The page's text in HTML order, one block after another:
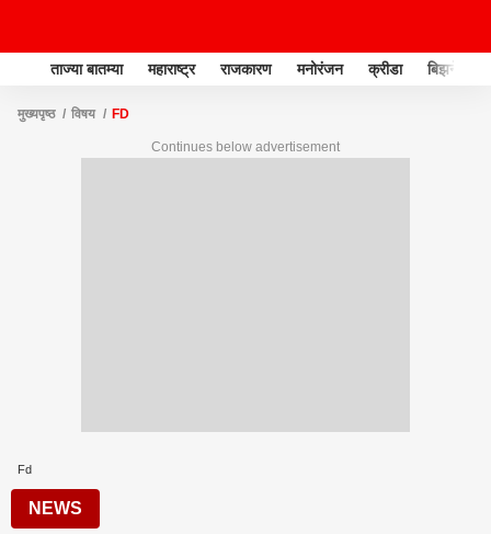
ताज्या बातम्या महाराष्ट्र राजकारण मनोरंजन क्रीडा बिझनेस
मुख्यपृष्ठ विषय FD
Continues below advertisement
Fd
NEWS